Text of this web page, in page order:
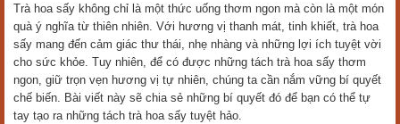
Trà hoa sấy không chỉ là một thức uống thơm ngon mà còn là một món
quà ý nghĩa từ thiên nhiên. Với hương vị thanh mát, tinh khiết, trà hoa
sấy mang đến cảm giác thư thái, nhẹ nhàng và những lợi ích tuyệt vời
cho sức khỏe. Tuy nhiên, để có được những tách trà hoa sấy thơm
ngon, giữ trọn vẹn hương vị tự nhiên, chúng ta cần nắm vững bí quyết
chế biến. Bài viết này sẽ chia sẻ những bí quyết đó để bạn có thể tự
tay tạo ra những tách trà hoa sấy tuyệt hảo.